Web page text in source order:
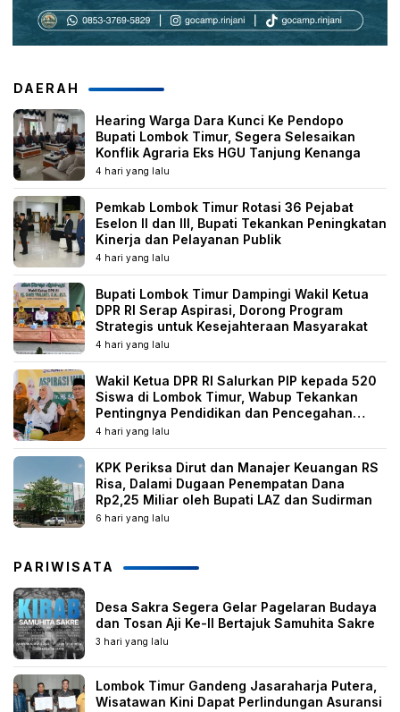
DAERAH
Hearing Warga Dara Kunci Ke Pendopo
Bupati Lombok Timur, Segera Selesaikan
Konflik Agraria Eks HGU Tanjung Kenanga
4 hari yang lalu
Pemkab Lombok Timur Rotasi 36 Pejabat
Eselon II dan III, Bupati Tekankan Peningkatan
Kinerja dan Pelayanan Publik
4 hari yang lalu
Bupati Lombok Timur Dampingi Wakil Ketua
DPR RI Serap Aspirasi, Dorong Program
Strategis untuk Kesejahteraan Masyarakat
4 hari yang lalu
Wakil Ketua DPR RI Salurkan PIP kepada 520
Siswa di Lombok Timur, Wabup Tekankan
Pentingnya Pendidikan dan Pencegahan
Perkawinan Anak
4 hari yang lalu
KPK Periksa Dirut dan Manajer Keuangan RS
Risa, Dalami Dugaan Penempatan Dana
Rp2,25 Miliar oleh Bupati LAZ dan Sudirman
6 hari yang lalu
PARIWISATA
Desa Sakra Segera Gelar Pagelaran Budaya
dan Tosan Aji Ke-II Bertajuk Samuhita Sakre
3 hari yang lalu
Lombok Timur Gandeng Jasaraharja Putera,
Wisatawan Kini Dapat Perlindungan Asuransi